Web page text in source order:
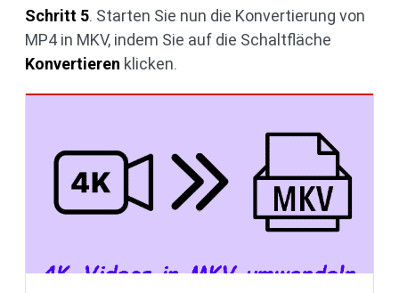
Schritt 5. Starten Sie nun die Konvertierung von
MP4 in MKV, indem Sie auf die Schaltfläche
Konvertieren klicken.